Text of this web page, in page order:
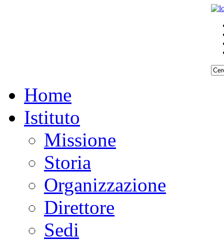
Home
Istituto
Missione
Storia
Organizzazione
Direttore
Sedi